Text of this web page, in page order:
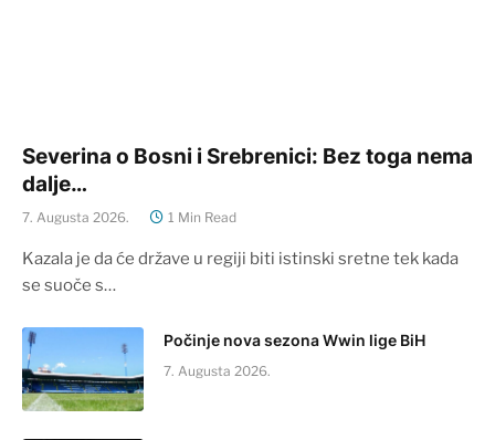
Severina o Bosni i Srebrenici: Bez toga nema
dalje…
7. Augusta 2026. 1 Min Read
Kazala je da će države u regiji biti istinski sretne tek kada
se suoče s…
Počinje nova sezona Wwin lige BiH
7. Augusta 2026.